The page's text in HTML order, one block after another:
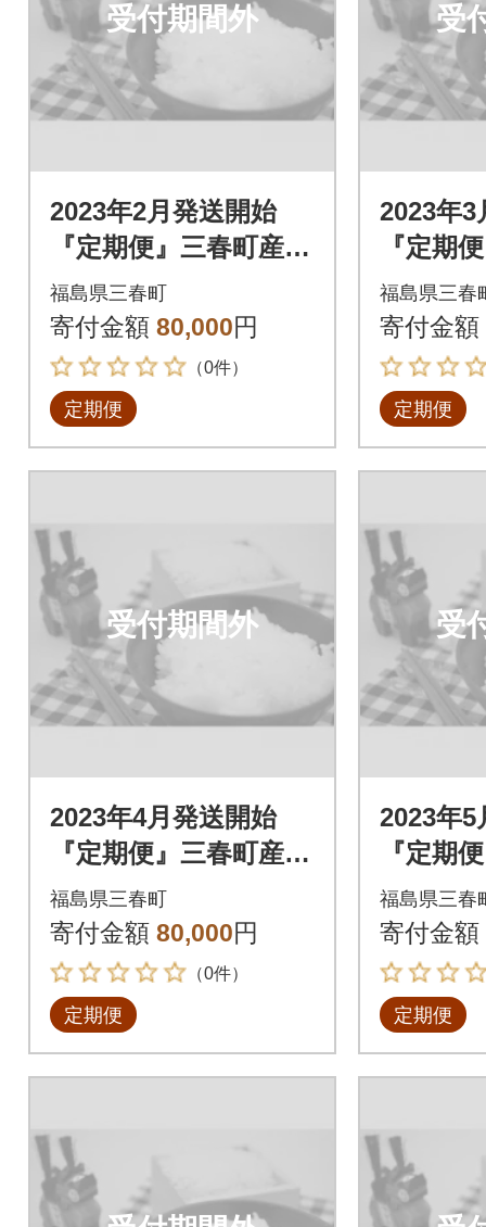
受付期間外
2023年2月発送開始
『定期便』三春町産コ
シヒカリ計15kg全4回
福島県三春町
寄付金額 80,000円
（0件）
定期便
受
2023年3
『定期
シヒカ
福島県三春
寄付金額
定期便
受付期間外
2023年4月発送開始
『定期便』三春町産コ
シヒカリ計15kg全4回
福島県三春町
寄付金額 80,000円
（0件）
定期便
受
2023年5
『定期
シヒカ
福島県三春
寄付金額
定期便